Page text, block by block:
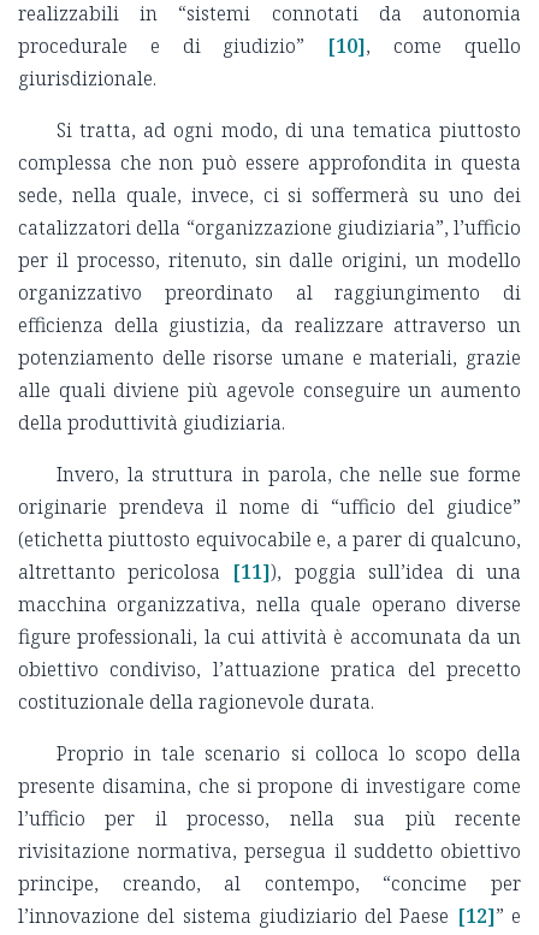
realizzabili in “sistemi connotati da autonomia
procedurale e di giudizio”
[10], come quello
giurisdizionale.
Si tratta, ad ogni modo, di una tematica piuttosto
complessa che non può essere approfondita in questa
sede, nella quale, invece, ci si soffermerà su uno dei
catalizzatori della “organizzazione giudiziaria”, l’ufficio
per il processo, ritenuto, sin dalle origini, un modello
organizzativo preordinato al raggiungimento di
efficienza della giustizia, da realizzare attraverso un
potenziamento delle risorse umane e materiali, grazie
alle quali diviene più agevole conseguire un aumento
della produttività giudiziaria.
Invero, la struttura in parola, che nelle sue forme
originarie prendeva il nome di “ufficio del giudice”
(etichetta piuttosto equivocabile e, a parer di qualcuno,
altrettanto pericolosa [11]), poggia sull’idea di una
macchina organizzativa, nella quale operano diverse
figure professionali, la cui attività è accomunata da un
obiettivo condiviso, l’attuazione pratica del precetto
costituzionale della ragionevole durata.
Proprio in tale scenario si colloca lo scopo della
presente disamina, che si propone di investigare come
l’ufficio per il processo, nella sua più recente
rivisitazione normativa, persegua il suddetto obiettivo
principe, creando, al contempo, “concime per
l’innovazione del sistema giudiziario del Paese [12]” e